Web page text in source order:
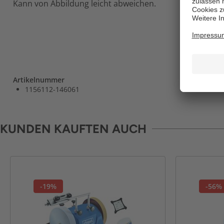
Kann von Abbildung leicht abweichen.
Artikelnummer
1156112-146061
KUNDEN KAUFTEN AUCH
-19% -56%